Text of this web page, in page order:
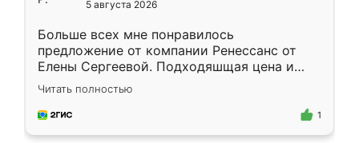
5 августа 2026
Больше всех мне понравилось
предложение от компании Ренессанс от
Елены Сергеевой. Подходяшщая цена и
короткие сроки изготовления. Приехавший
для замера сотрудник Владислав
предложил по моему эскизу самый
Читать полностью
1